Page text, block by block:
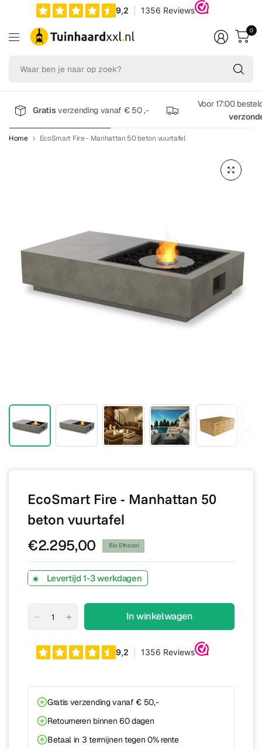
op
0
Gratisverzending vanaf € 50 ,-
Voor 17:00
Home EcoSmart Fire - Manhattan 50 beton vuurtafel
EcoSmart Fire - Manhattan 50
beton vuurtafel
€2.295,00 Bio Ethanol
Levertijd 1-3 werkdagen
In winkelwagen
Gratis verzending vanaf € 50,-
Retourneren binnen 60 dagen
Betaal in 3 termijnen tegen 0% rente